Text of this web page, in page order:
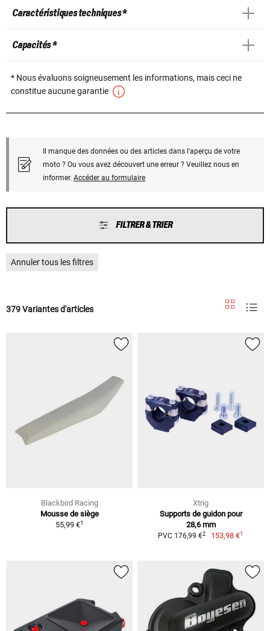
Caractéristiques techniques *
Capacités *
* Nous évaluons soigneusement les informations, mais ceci ne
constitue aucune garantie
Il manque des données ou des articles dans l'aperçu de votre
moto ? Ou vous avez découvert une erreur ? Veuillez nous en
informer. Accéder au formulaire
FILTRER & TRIER
Annuler tous les filtres
379 Variantes d'articles
Blackbird Racing
Mousse de siège
55,99 €1
Xtrig
Supports de guidon pour
28,6 mm
PVC 176,99 €2 153,98 €1